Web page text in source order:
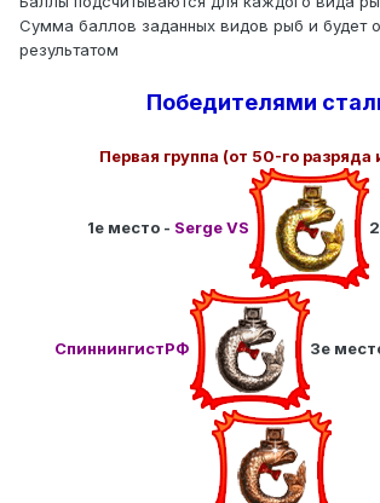
Сумма баллов заданных видов рыб и будет
результатом
Победителями
Первая группа (от 50-го
1е место - Serge VS
СпиннингистРФ 3е